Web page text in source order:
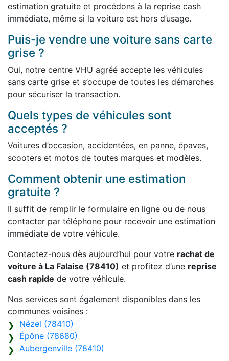
estimation gratuite et procédons à la reprise cash
immédiate, même si la voiture est hors d’usage.
Puis-je vendre une voiture sans carte
grise ?
Oui, notre centre VHU agréé accepte les véhicules
sans carte grise et s’occupe de toutes les démarches
pour sécuriser la transaction.
Quels types de véhicules sont
acceptés ?
Voitures d’occasion, accidentées, en panne, épaves,
scooters et motos de toutes marques et modèles.
Comment obtenir une estimation
gratuite ?
Il suffit de remplir le formulaire en ligne ou de nous
contacter par téléphone pour recevoir une estimation
immédiate de votre véhicule.
Contactez-nous dès aujourd’hui pour votre rachat de
voiture à La Falaise (78410) et profitez d’une reprise
cash rapide de votre véhicule.
Nos services sont également disponibles dans les
communes voisines :
Nézel (78410)
Épône (78680)
Aubergenville (78410)